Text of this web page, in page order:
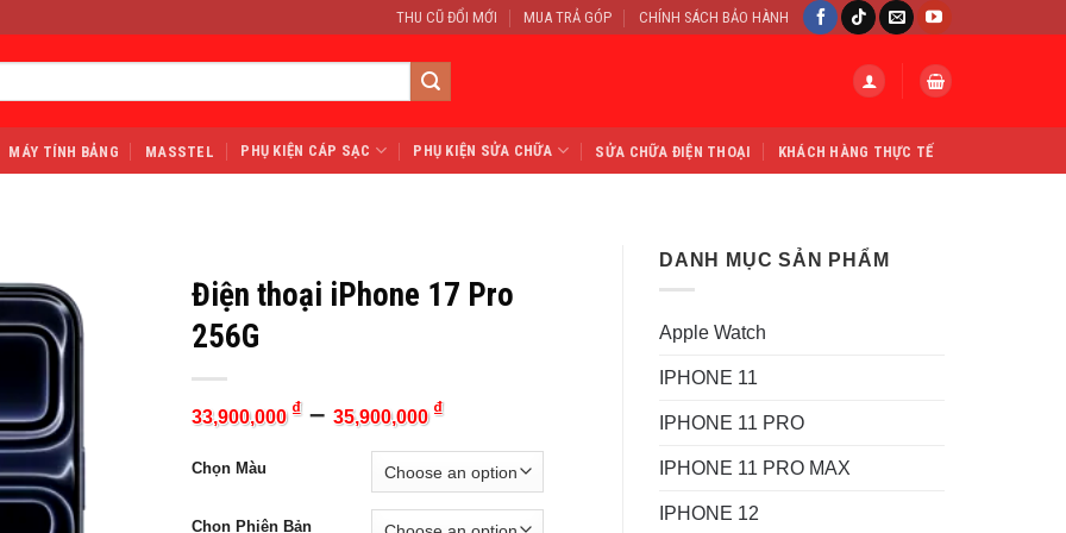
THU CŨ ĐỔI MỚI MUA TRẢ GÓP CHÍNH SÁCH BẢO HÀNH
MÁY TÍNH BẢNG MASSTEL PHỤ KIỆN CÁP SẠC PHỤ KIỆN SỬA CHỮA SỬA CHỮA ĐIỆN THOẠI KHÁCH HÀNG THỰC TẾ
DANH MỤC SẢN PHẨM
Apple Watch
IPHONE 11
IPHONE 11 PRO
IPHONE 11 PRO MAX
IPHONE 12
Điện thoại iPhone 17 Pro
256G
33,900,000 ₫– 35,900,000 ₫
Chọn Màu
Chọn Phiên Bản